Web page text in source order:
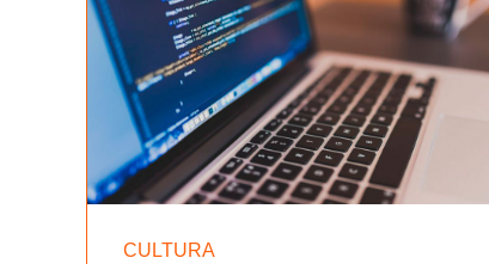
CULTURA